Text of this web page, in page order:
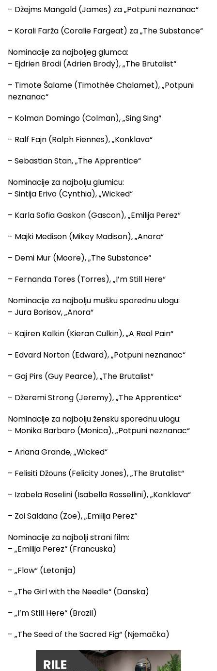
– Džejms Mangold (James) za „Potpuni neznanac“
– Korali Farža (Coralie Fargeat) za „The Substance“
Nominacije za najboljeg glumca:
– Ejdrien Brodi (Adrien Brody), „The Brutalist“
– Timote Šalame (Timothée Chalamet), „Potpuni
neznanac“
– Kolman Domingo (Colman), „Sing Sing“
– Ralf Fajn (Ralph Fiennes), „Konklava“
– Sebastian Stan, „The Apprentice“
Nominacije za najbolju glumicu:
– Sintija Erivo (Cynthia), „Wicked“
– Karla Sofia Gaskon (Gascon), „Emilija Perez“
– Majki Medison (Mikey Madison), „Anora“
– Demi Mur (Moore), „The Substance“
– Fernanda Tores (Torres), „I’m Still Here“
Nominacije za najbolju mušku sporednu ulogu:
– Jura Borisov, „Anora“
– Kajiren Kalkin (Kieran Culkin), „A Real Pain“
– Edvard Norton (Edward), „Potpuni neznanac“
– Gaj Pirs (Guy Pearce), „The Brutalist“
– Džeremi Strong (Jeremy), „The Apprentice“
Nominacije za najbolju žensku sporednu ulogu:
– Monika Barbaro (Monica), „Potpuni neznanac“
– Ariana Grande, „Wicked“
– Felisiti Džouns (Felicity Jones), „The Brutalist“
– Izabela Roselini (Isabella Rossellini), „Konklava“
– Zoi Saldana (Zoe), „Emilija Perez“
Nominacije za najbolji strani film:
– „Emilija Perez“ (Francuska)
– „Flow“ (Letonija)
– „The Girl with the Needle“ (Danska)
– „I’m Still Here“ (Brazil)
– „The Seed of the Sacred Fig“ (Njemačka)